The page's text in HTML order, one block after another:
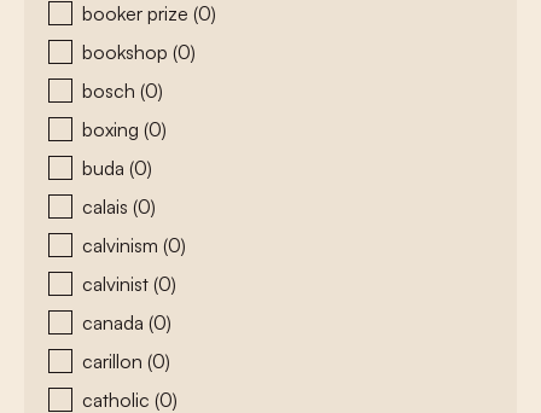
booker prize (0)
bookshop (0)
bosch (0)
boxing (0)
buda (0)
calais (0)
calvinism (0)
calvinist (0)
canada (0)
carillon (0)
catholic (0)